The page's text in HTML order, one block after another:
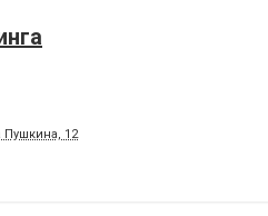
Пушкина, 12